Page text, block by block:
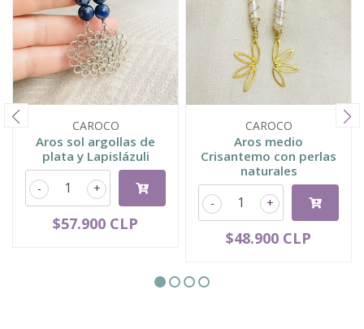
CAROCO
Aros sol argollas de
plata y Lapislázuli
+
-
$57.900 CLP
CAROCO
Aros medio
Crisantemo con perlas
naturales
+
-
$48.900 CLP